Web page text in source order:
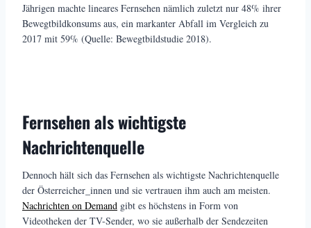
Jährigen machte lineares Fernsehen nämlich zuletzt nur 48% ihrer
Bewegtbildkonsums aus, ein markanter Abfall im Vergleich zu
2017 mit 59% (Quelle: Bewegtbildstudie 2018).
Fernsehen als wichtigste
Nachrichtenquelle
Dennoch hält sich das Fernsehen als wichtigste Nachrichtenquelle
der Österreicher_innen und sie vertrauen ihm auch am meisten.
Nachrichten on Demand gibt es höchstens in Form von
Videotheken der TV-Sender, wo sie außerhalb der Sendezeiten